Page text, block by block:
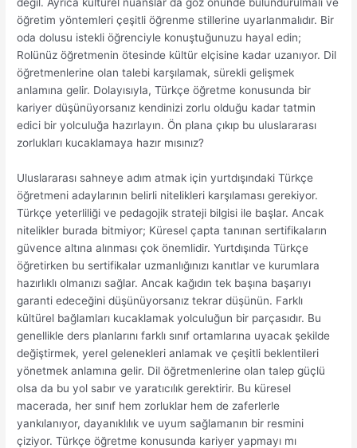
öğretim yöntemleri çeşitli öğrenme stillerine uyarlanmalıdır. Bir
oda dolusu istekli öğrenciyle konuştuğunuzu hayal edin;
Rolünüz öğretmenin ötesinde kültür elçisine kadar uzanıyor. Dil
öğretmenlerine olan talebi karşılamak, sürekli gelişmek
anlamına gelir. Dolayısıyla, Türkçe öğretme konusunda bir
kariyer düşünüyorsanız kendinizi zorlu olduğu kadar tatmin
edici bir yolculuğa hazırlayın. Ön plana çıkıp bu uluslararası
zorlukları kucaklamaya hazır mısınız?
Uluslararası sahneye adım atmak için yurtdışındaki Türkçe
öğretmeni adaylarının belirli nitelikleri karşılaması gerekiyor.
Türkçe yeterliliği ve pedagojik strateji bilgisi ile başlar. Ancak
nitelikler burada bitmiyor; Küresel çapta tanınan sertifikaların
güvence altına alınması çok önemlidir. Yurtdışında Türkçe
öğretirken bu sertifikalar uzmanlığınızı kanıtlar ve kurumlara
hazırlıklı olmanızı sağlar. Ancak kağıdın tek başına başarıyı
garanti edeceğini düşünüyorsanız tekrar düşünün. Farklı
kültürel bağlamları kucaklamak yolculuğun bir parçasıdır. Bu
genellikle ders planlarını farklı sınıf ortamlarına uyacak şekilde
değiştirmek, yerel gelenekleri anlamak ve çeşitli beklentileri
yönetmek anlamına gelir. Dil öğretmenlerine olan talep güçlü
olsa da bu yol sabır ve yaratıcılık gerektirir. Bu küresel
macerada, her sınıf hem zorluklar hem de zaferlerle
yankılanıyor, dayanıklılık ve uyum sağlamanın bir resmini
çiziyor. Türkçe öğretme konusunda kariyer yapmayı mı